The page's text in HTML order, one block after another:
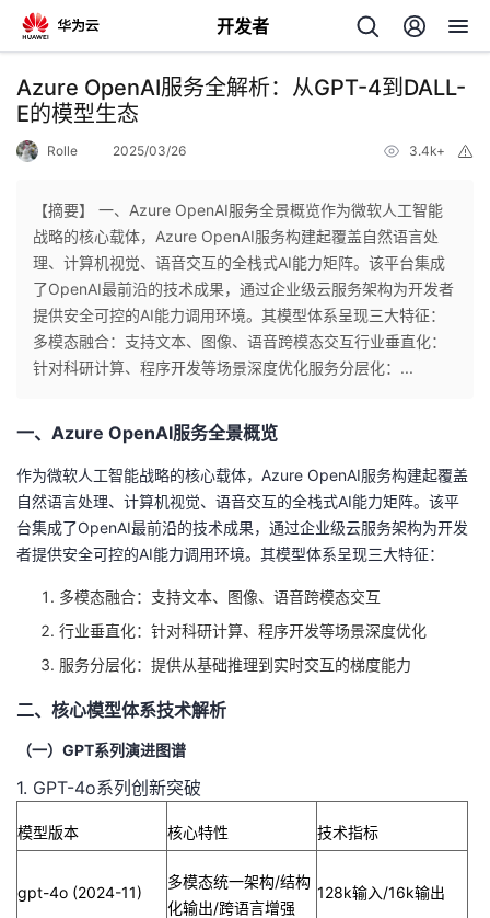
开发者
返
回
个
人
主
我
的
发
者
的
客
我
论
坛
的
圈
子
我
的
直
播
我
的
活
我
的
我
Azure OpenAI服务全解析：从GPT-4到DALL-
E的模型生态
Rolle 2025/03/26 3.4k+
【摘要】 一、Azure OpenAI服务全景概览作为微软人工智能
战略的核心载体，Azure OpenAI服务构建起覆盖自然语言处
理、计算机视觉、语音交互的全栈式AI能力矩阵。该平台集成
了OpenAI最前沿的技术成果，通过企业级云服务架构为开发者
提供安全可控的AI能力调用环境。其模型体系呈现三大特征：
多模态融合：支持文本、图像、语音跨模态交互行业垂直化：
针对科研计算、程序开发等场景深度优化服务分层化：...
一、Azure OpenAI服务全景概览
作为微软人工智能战略的核心载体，Azure OpenAI服务构建起覆盖
自然语言处理、计算机视觉、语音交互的全栈式AI能力矩阵。该平
台集成了OpenAI最前沿的技术成果，通过企业级云服务架构为开发
者提供安全可控的AI能力调用环境。其模型体系呈现三大特征：
多模态融合：支持文本、图像、语音跨模态交互
行业垂直化：针对科研计算、程序开发等场景深度优化
服务分层化：提供从基础推理到实时交互的梯度能力
二、核心模型体系技术解析
（一）GPT系列演进图谱
1. GPT-4o系列创新突破
模型版本 核心特性 技术指标
gpt-4o (2024-11)
多模态统一架构/结构
化输出/跨语言增强
128k输入/16k输出